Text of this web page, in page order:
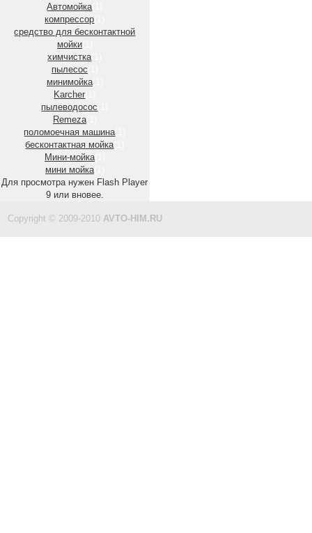
Автомойка(1)
компрессор
средство для бесконтактной
мойки
химчистка(1)
пылесос
минимойка(1)
Karcher
пылеводосос
Remeza(1)
поломоечная машина(1)
бесконтактная мойка(1)
Мини-мойка(1)
мини мойка(1)
Для просмотра нужен Flash Player
9 или вновее.
Copyright © 2009-2010 AVTO-HIM.RU